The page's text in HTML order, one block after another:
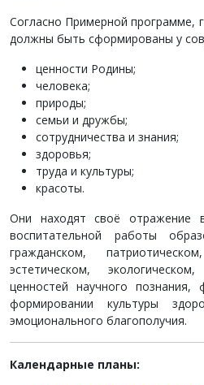
Согласно Примерной программе,
должны быть сформированы у
ценности Родины;
человека;
природы;
семьи и дружбы;
сотрудничества и знания;
здоровья;
труда и культуры;
красоты.
Они находят своё отражение
воспитательной работы
гражданском,
эстетическом,
ценностей научного познания,
формировании культуры
эмоционального благополучия.
Календарные планы: